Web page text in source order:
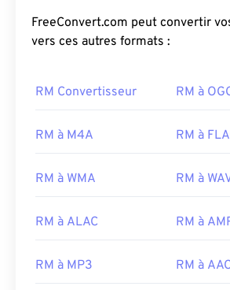
FreeConvert.com peut convertir vos
vers ces autres formats :
RM Convertisseur RM à
RM à M4A RM à
RM à WMA RM à
RM à ALAC RM à
RM à MP3 RM à AAC